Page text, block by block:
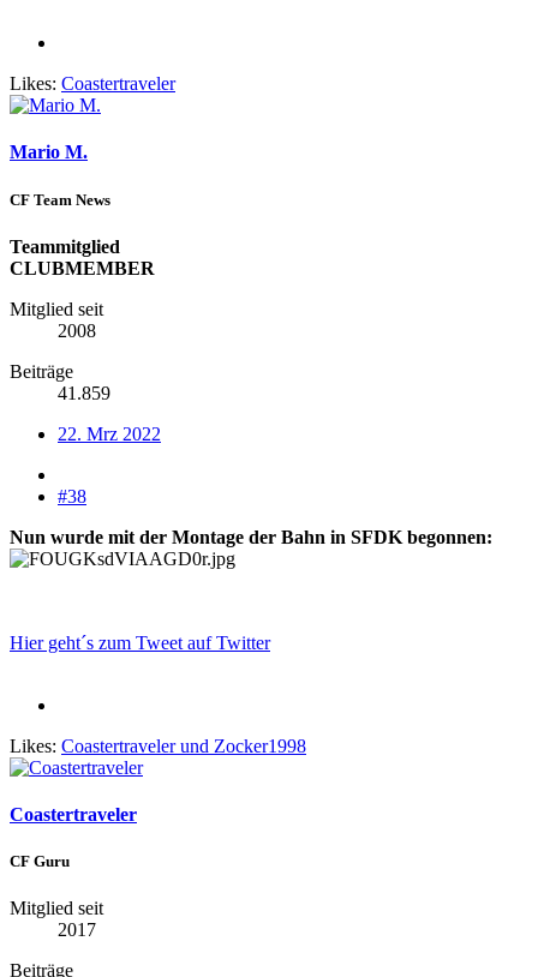
Likes: Coastertraveler
Mario M.
CF Team News
Teammitglied
CLUBMEMBER
Mitglied seit
2008
Beiträge
41.859
22. Mrz 2022
#38
Nun wurde mit der Montage der Bahn in SFDK begonnen:
Hier geht´s zum Tweet auf Twitter
Likes: Coastertravelerund Zocker1998
Coastertraveler
CF Guru
Mitglied seit
2017
Beiträge